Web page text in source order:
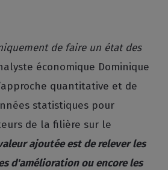
de faire un état des
économique Dominique
quantitative et de
statistiques pour
de la filière sur le
ajoutée est de relever les
d'amélioration ou encore les